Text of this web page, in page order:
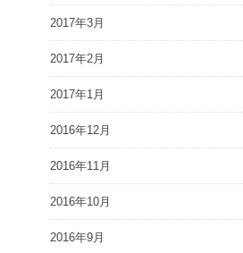
2017年3月
2017年2月
2017年1月
2016年12月
2016年11月
2016年10月
2016年9月